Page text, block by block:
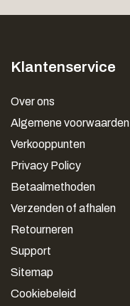
Klantenservice
Over ons
Algemene voorwaarden
Verkooppunten
Privacy Policy
Betaalmethoden
Verzenden of afhalen
Retourneren
Support
Sitemap
Cookiebeleid